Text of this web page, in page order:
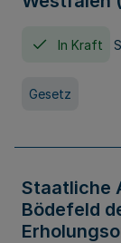
In Kraft
Gesetz
Staatliche
Bödefeld